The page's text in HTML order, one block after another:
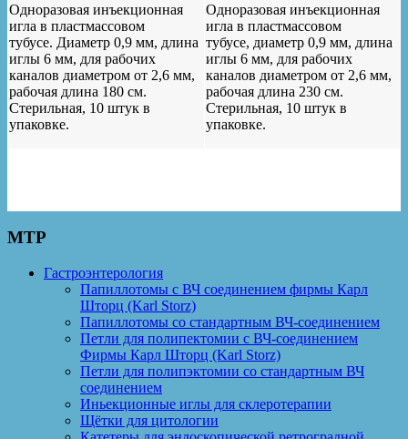
Одноразовая инъекционная
игла в пластмассовом
тубусе. Диаметр 0,9 мм, длина
иглы 6 мм, для рабочих
каналов диаметром от 2,6 мм,
рабочая длина 180 см.
Стерильная, 10 штук в
упаковке.
Одноразовая инъекционная
игла в пластмассовом
тубусе, диаметр 0,9 мм, длина
иглы 6 мм, для рабочих
каналов диаметром от 2,6 мм,
рабочая длина 230 см.
Стерильная, 10 штук в
упаковке.
MTP
Гастроэнтерология
Папиллотомы с ВЧ соединением фирмы Карл
Шторц (Karl Storz)
Папиллотомы со стандартным ВЧ-соединением
Петли для полипектомии с ВЧ-соединением
Фирмы Карл Шторц (Karl Storz)
Петли для полипэктомии со стандартным ВЧ
соединением
Иньекционные иглы для склеротерапии
Щётки для цитологии